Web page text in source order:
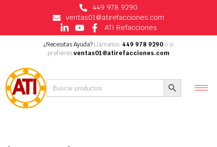
449 978 9290
ventas01@atirefacciones.com
ATI Refacciones
¿Necesitas Ayuda? Llámanos: 449 978 9290o si
prefieres ventas01@atirefacciones.com
Buscar:
Botón de búsqueda